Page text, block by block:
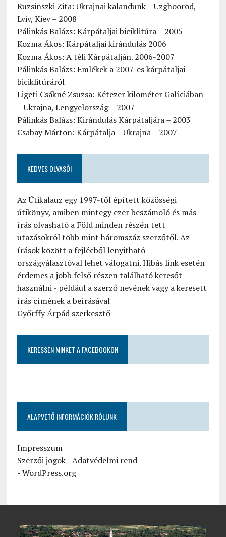
Ruzsinszki Zita: Ukrajnai kalandunk – Uzghoorod,
Lviv, Kiev – 2008
Pálinkás Balázs: Kárpátaljai biciklitúra – 2005
Kozma Ákos: Kárpátaljai kirándulás 2006
Kozma Ákos: A téli Kárpátalján. 2006-2007
Pálinkás Balázs: Emlékek a 2007-es kárpátaljai
biciklitúráról
Ligeti Csákné Zsuzsa: Kétezer kilométer Galíciában
– Ukrajna, Lengyelország – 2007
Pálinkás Balázs: Kirándulás Kárpátaljára – 2003
Csabay Márton: Kárpátalja – Ukrajna – 2007
KEDVES OLVASÓ!
Az Útikalauz egy 1997-től épített közösségi
útikönyv, amiben mintegy ezer beszámoló és más
írás olvasható a Föld minden részén tett
utazásokról több mint háromszáz szerzőtől. Az
írások között a fejlécből lenyitható
országválasztóval lehet válogatni. Hibás link esetén
érdemes a jobb felső részen található keresőt
használni - például a szerző nevének vagy a keresett
írás címének a beírásával
Győrffy Árpád szerkesztő
KERESSEN MINKET A FACEBOOKON
ALAPVETŐ INFORMÁCIÓK RÓLUNK
Impresszum
Szerzői jogok-Adatvédelmi rend
-WordPress.org